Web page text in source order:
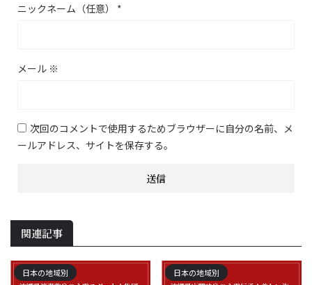
ニックネーム（任意） *
メール ※
次回のコメントで使用するためブラウザーに自分の名前、メ
ールアドレス、サイトを保存する。
関連記事
日本の地域別 日本の地域別